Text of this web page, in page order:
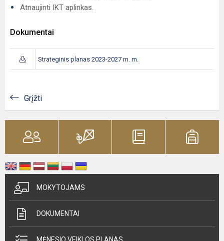
Atnaujinti IKT aplinkas.
Dokumentai
Strateginis planas 2023-2027 m. m.
Grįžti
MOKYTOJAMS
DOKUMENTAI